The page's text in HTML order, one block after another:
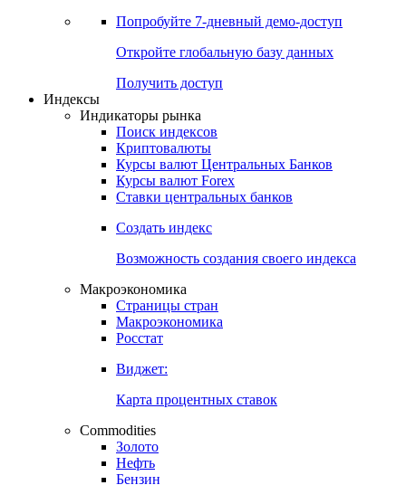
Попробуйте 7-дневный демо-доступ
Откройте глобальную базу данных
Получить доступ
Индексы
Индикаторы рынка
Поиск индексов
Криптовалюты
Курсы валют Центральных Банков
Курсы валют Forex
Ставки центральных банков
Создать индекс
Возможность создания своего индекса
Макроэкономика
Страницы стран
Макроэкономика
Росстат
Виджет:
Карта процентных ставок
Commodities
Золото
Нефть
Бензин